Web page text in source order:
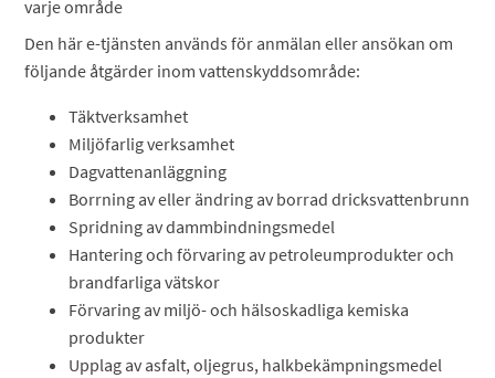
varje område
Den här e-tjänsten används för anmälan eller ansökan om
följande åtgärder inom vattenskyddsområde:
Täktverksamhet
Miljöfarlig verksamhet
Dagvattenanläggning
Borrning av eller ändring av borrad dricksvattenbrunn
Spridning av dammbindningsmedel
Hantering och förvaring av petroleumprodukter och
brandfarliga vätskor
Förvaring av miljö- och hälsoskadliga kemiska
produkter
Upplag av asfalt, oljegrus, halkbekämpningsmedel